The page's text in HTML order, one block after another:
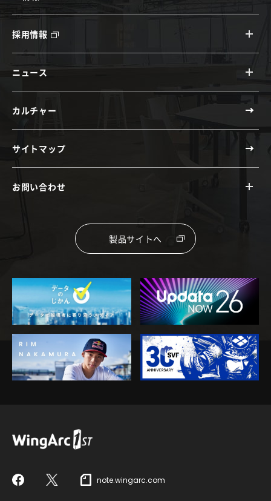
採用情報
ニュース
カルチャー
サイトマップ
お問い合わせ
製品サイトへ
FacebookX note.wingarc.com